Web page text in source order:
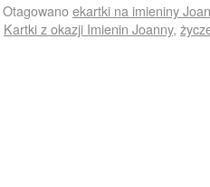
Otagowanoekartki na imieniny
Kartki z okazji Imienin Joanny,